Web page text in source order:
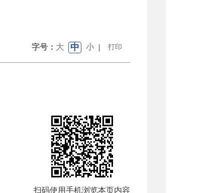
字号： 大 中 小 | 打印
扫码使用手机浏览本页内容